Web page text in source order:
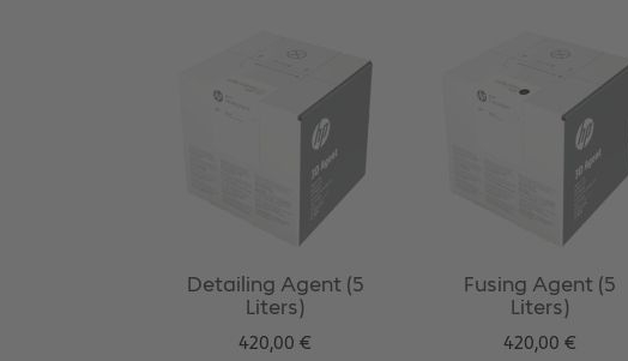
Detailing Agent (5
Liters)
420,00 €
Fusing Agent (5
Liters)
420,00 €